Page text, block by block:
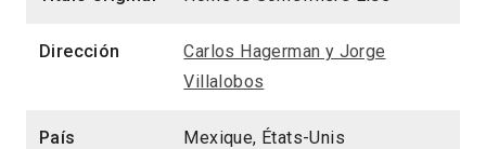
Dirección
Carlos Hagerman y Jorge
Villalobos
País Mexique, États-Unis